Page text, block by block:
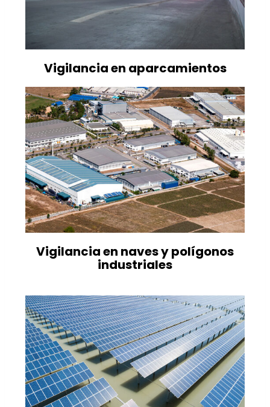
Vigilancia en aparcamientos
Vigilancia en naves y polígonos
industriales